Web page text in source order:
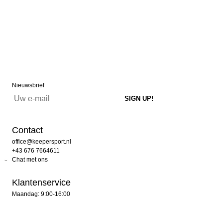
Nieuwsbrief
Contact
office@keepersport.nl
+43 676 7664611
Chat met ons
Klantenservice
Maandag: 9:00-16:00